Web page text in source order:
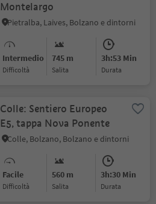
Montelargo
Pietralba, Laives, Bolzano e dintorni
Intermedio
Difficoltà
745 m
Salita
3h:53 Min
durata
Colle: Sentiero Europeo
E5, tappa Nova Ponente
Colle, Bolzano, Bolzano e dintorni
Facile
Difficoltà
560 m
Salita
3h:30 Min
durata